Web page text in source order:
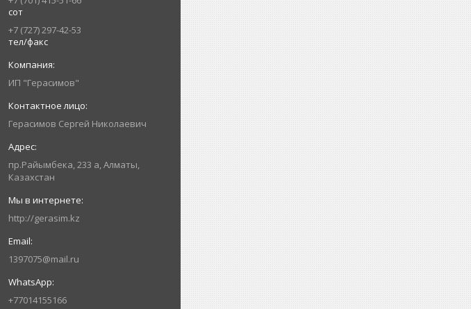
сот
+7 (727) 297-42-53
тел/факс
ИП "Герасимов"
Герасимов Сергей Николаевич
пр.Райымбека, 233 а, Алматы,
Казахстан
http://gerasim.kz
1397075@mail.ru
+77014155166